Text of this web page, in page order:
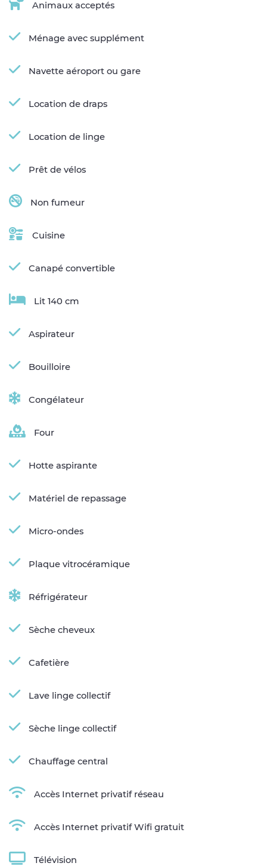
Animaux acceptés
Ménage avec supplément
Navette aéroport ou gare
Location de draps
Location de linge
Prêt de vélos
Non fumeur
Cuisine
Canapé convertible
Lit 140 cm
Aspirateur
Bouilloire
Congélateur
Four
Hotte aspirante
Matériel de repassage
Micro-ondes
Plaque vitrocéramique
Réfrigérateur
Sèche cheveux
Cafetière
Lave linge collectif
Sèche linge collectif
Chauffage central
Accès Internet privatif réseau
Accès Internet privatif Wifi gratuit
Télévision